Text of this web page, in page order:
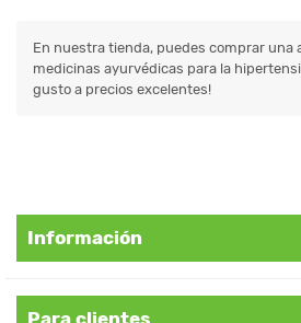
En nuestra tienda, puedes comprar una
medicinas ayurvédicas para la
gusto a precios excelentes!
Información
Para clientes